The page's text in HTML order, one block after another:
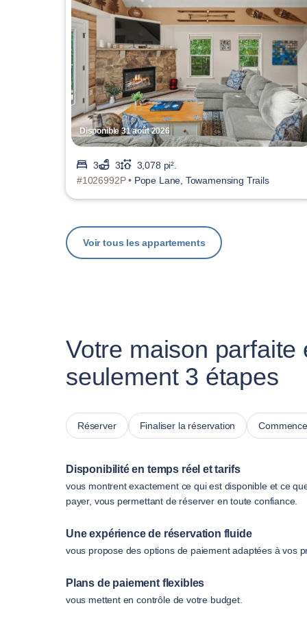
Disponible 31 août 2026
3 3
3,078 pi².
#1026992P • Pope Lane, Towamensing Trails
Voir tous les appartements
Votre maison parfaite
seulement 3 étapes
Réserver Finaliser la réservation
Disponibilité en temps réel et tarifs
vous montrent exactement ce qui est disponible et ce
payer, vous permettant de réserver en toute confiance.
Une expérience de réservation fluide
vous propose des options de paiement adaptées à vos
Plans de paiement flexibles
vous mettent en contrôle de votre budget.